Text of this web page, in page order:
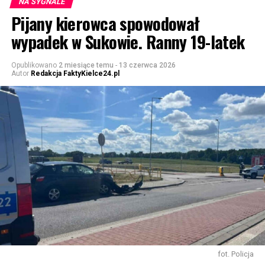
Pijany kierowca spowodował
wypadek w Sukowie. Ranny 19-latek
Opublikowano 2 miesiące temu - 13 czerwca 2026
Autor Redakcja FaktyKielce24.pl
fot. Policja